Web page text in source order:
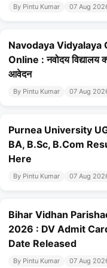
By Pintu Kumar 07 Aug
Navodaya
Online : नवोदय
आवेदन
By Pintu Kumar 07 Aug
Purnea University
BA, B.Sc, B.Com
Here
By Pintu Kumar 07 Aug
Bihar Vidhan
2026 : DV Admit
Date Released
By Pintu Kumar 07 Aug